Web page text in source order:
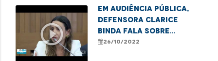
play_circle_outline
Em audiência pública,
defensora Clarice
Binda fala sobre
questão das carroças
26/10/2022